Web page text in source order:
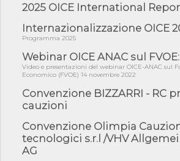
06/08/26 - Dal 3 agosto in vigore l'obbligo di
con ...
06/08/26 - DL PA approvato in Cdm:
riqualificazione sism...
06/08/26 - CdM: approvato il d.lgs. di
mate...
06/08/26 - DDL delegazione europea in
norme UE in m...
05/08/26 - DL Infrastrutture e PNRR è legge:
fiducia...
05/08/26 - Focus OICE sul DDL di riforma
2025 OICE International
Internazionalizzazione OICE
Programma 2025
Webinar OICE ANAC sul
Video e presentazioni del webinar OICE-ANAC sul
Economico (FVOE) 14 novembre 2022
Convenzione BIZZARRI - RC
cauzioni
Convenzione Olimpia
tecnologici s.r.l /VHV
AG